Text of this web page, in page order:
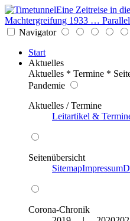
Eine Zeitreise in
Machtergreifung 1933 …
Navigator
Start
Aktuelles
Aktuelles * Termine *
Pandemie
Aktuelles / Termine
Leitartikel &
Seitenübersicht
SitemapImpressum
Corona-Chronik